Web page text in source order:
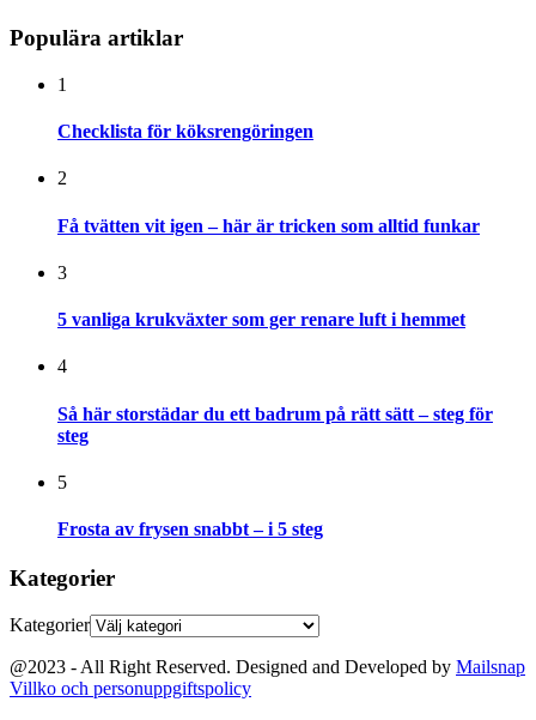
Populära artiklar
1
Checklista för köksrengöringen
2
Få tvätten vit igen – här är tricken som alltid funkar
3
5 vanliga krukväxter som ger renare luft i hemmet
4
Så här storstädar du ett badrum på rätt sätt – steg för
steg
5
Frosta av frysen snabbt – i 5 steg
Kategorier
Kategorier
@2023 - All Right Reserved. Designed and Developed by Mailsnap
Villko och personuppgiftspolicy